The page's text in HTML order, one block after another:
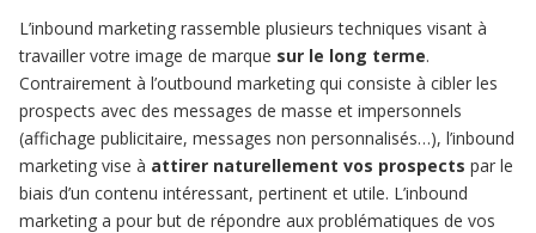
L’inbound marketing rassemble plusieurs techniques visant à
travailler votre image de marque sur le long terme.
Contrairement à l’outbound marketing qui consiste à cibler les
prospects avec des messages de masse et impersonnels
(affichage publicitaire, messages non personnalisés…), l’inbound
marketing vise à attirer naturellement vos prospects par le
biais d’un contenu intéressant, pertinent et utile. L’inbound
marketing a pour but de répondre aux problématiques de vos